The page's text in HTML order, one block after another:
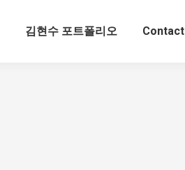
김현수 포트폴리오 Contact